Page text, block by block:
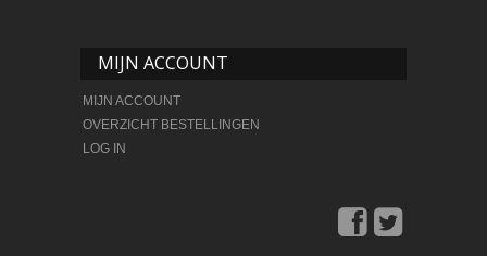
MIJN ACCOUNT
MIJN ACCOUNT
OVERZICHT BESTELLINGEN
LOG IN